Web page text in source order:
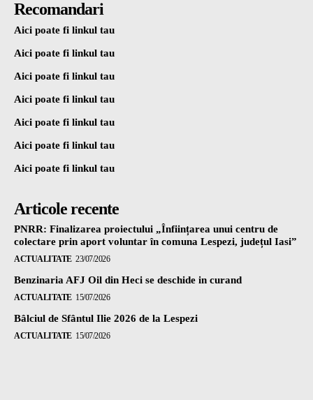
Recomandari
Aici poate fi linkul tau
Aici poate fi linkul tau
Aici poate fi linkul tau
Aici poate fi linkul tau
Aici poate fi linkul tau
Aici poate fi linkul tau
Aici poate fi linkul tau
Articole recente
PNRR: Finalizarea proiectului „Înființarea unui centru de
colectare prin aport voluntar în comuna Lespezi, județul Iasi”
ACTUALITATE 23/07/2026
Benzinaria AFJ Oil din Heci se deschide in curand
ACTUALITATE 15/07/2026
Bâlciul de Sfântul Ilie 2026 de la Lespezi
ACTUALITATE 15/07/2026